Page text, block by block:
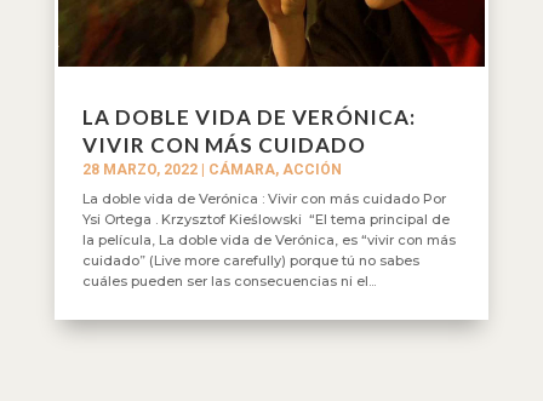
LA DOBLE VIDA DE VERÓNICA:
VIVIR CON MÁS CUIDADO
28 MARZO, 2022| CÁMARA, ACCIÓN
La doble vida de Verónica : Vivir con más cuidado Por
Ysi Ortega . Krzysztof Kieślowski “El tema principal de
la película, La doble vida de Verónica, es “vivir con más
cuidado” (Live more carefully) porque tú no sabes
cuáles pueden ser las consecuencias ni el...